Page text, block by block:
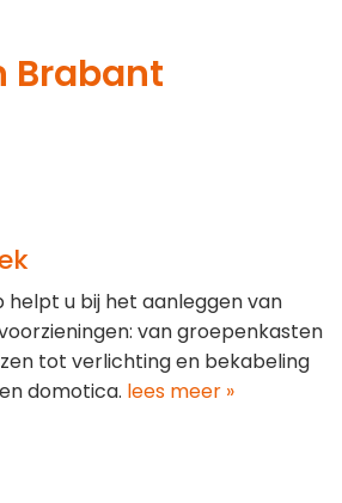
Brabant
helpt u bij het aanleggen van
van groepenkasten
tot verlichting en bekabeling
domotica. lees meer »